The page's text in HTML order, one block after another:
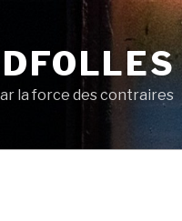
la force des contraires